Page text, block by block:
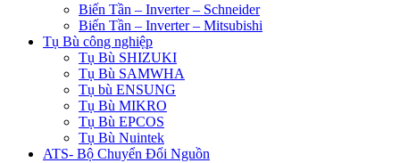
Biến Tần – Inverter – Schneider
Biến Tần – Inverter – Mitsubishi
Tụ Bù công nghiệp
Tụ Bù SHIZUKI
Tụ Bù SAMWHA
Tụ bù ENSUNG
Tụ Bù MIKRO
Tụ Bù EPCOS
Tụ Bù Nuintek
ATS- Bộ Chuyển Đổi Nguồn